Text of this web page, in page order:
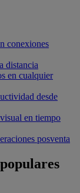
conexiones
distancia
en cualquier
desde
en tiempo
posventa